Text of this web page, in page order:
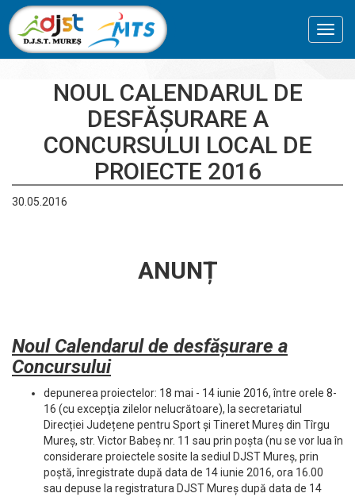
NOUL CALENDARUL DE
DESFĂȘURARE A
CONCURSULUI LOCAL DE
PROIECTE 2016
30.05.2016
ANUNȚ
Noul Calendarul de desfășurare a
Concursului
depunerea proiectelor: 18 mai - 14 iunie 2016, între orele 8-
16 (cu excepţia zilelor nelucrătoare), la secretariatul
Direcției Județene pentru Sport și Tineret Mureș din Tîrgu
Mureș, str. Victor Babeș nr. 11 sau prin poșta (nu se vor lua în
considerare proiectele sosite la sediul DJST Mureș, prin
poștă, înregistrate după data de 14 iunie 2016, ora 16.00
sau depuse la registratura DJST Mureș după data de 14